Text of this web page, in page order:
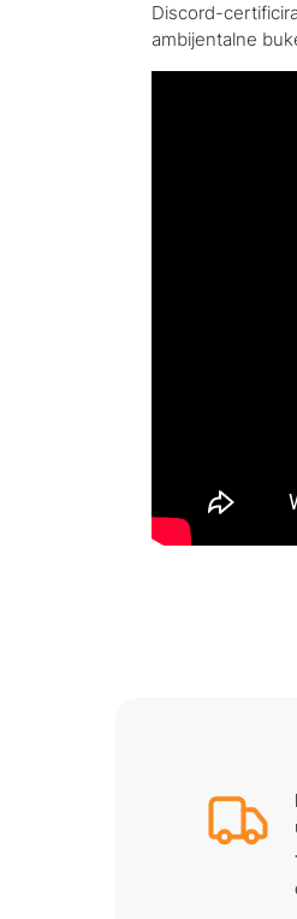
Discord-
ambijentalne